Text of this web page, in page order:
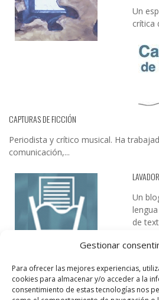
Gestionar
Para ofrecer las mejores experiencias,
cookies para almacenar y/o acceder a la
consentimiento de estas tecnologías nos
Un
crítica
CAPTURAS DE FICCIÓN
Periodista y crítico musical. Ha
comunicación,...
Un
de